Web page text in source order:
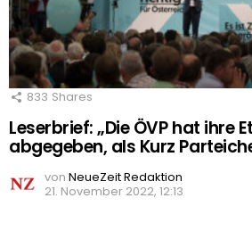
833 Shares
Leserbrief: „Die ÖVP hat ihre
abgegeben, als Kurz
von NeueZeit Redaktion
21. November 2022, 12:13